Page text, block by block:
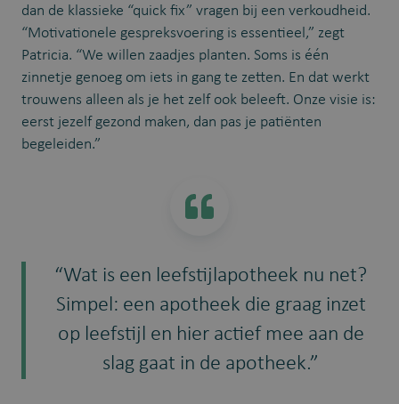
dan de klassieke “quick fix” vragen bij een verkoudheid.
“Motivationele gespreksvoering is essentieel,” zegt
Patricia. “We willen zaadjes planten. Soms is één
zinnetje genoeg om iets in gang te zetten. En dat werkt
trouwens alleen als je het zelf ook beleeft. Onze visie is:
eerst jezelf gezond maken, dan pas je patiënten
begeleiden.”
“Wat is een leefstijlapotheek nu net?
Simpel: een apotheek die graag inzet
op leefstijl en hier actief mee aan de
slag gaat in de apotheek.”